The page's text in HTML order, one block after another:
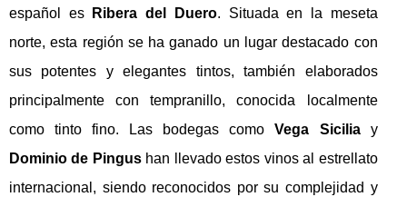
español es
Ribera del Duero. Situada en la meseta
norte, esta región se ha ganado un lugar destacado con
sus potentes y elegantes tintos, también elaborados
principalmente con tempranillo, conocida localmente
como tinto fino. Las bodegas comoVega Siciliay
Dominio de Pingushan llevado estos vinos al estrellato
internacional, siendo reconocidos por su complejidad y